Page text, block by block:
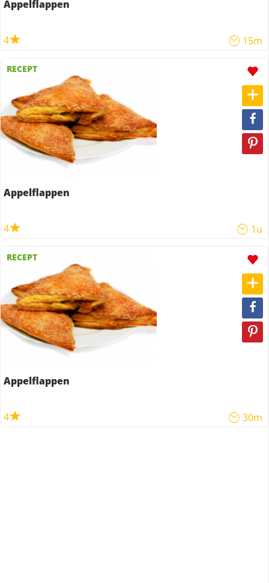
Appelflappen
4 15m
RECEPT
Appelflappen
4 1u
RECEPT
Appelflappen
4 30m